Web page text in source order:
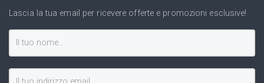
Lascia la tua email per ricevere offerte e promozioni esclusive!